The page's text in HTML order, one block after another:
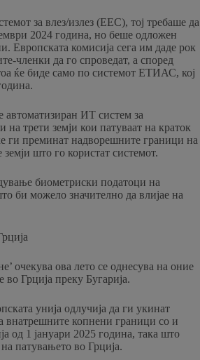
за влез/излез (ЕЕС), тој требаше да
2024 година, но беше одложен
Европската комисија сега им даде рок
членки да го спроведат, а според
ќе биде само по системот ЕТИАС, кој
автоматизиран ИТ систем за
на трети земји кои патуваат на краток
ги преминат надворешните граници на
што го користат системот.
биометриски податоци на
би можело значително да влијае на
очекува ова лето се однесува на оние
Грција преку Бугарија.
унија одлучија да ги укинат
внатрешните копнени граници со и
од 1 јануари 2025 година, така што
патувањето во Грција.